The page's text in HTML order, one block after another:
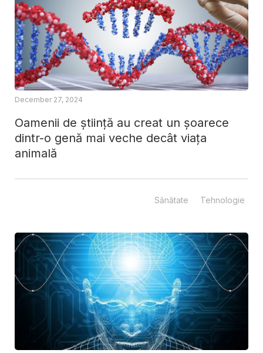
Oamenii de știință au creat un șoarece
dintr-o genă mai veche decât viața
animală
December 27, 2024
Sănătate Tehnologie